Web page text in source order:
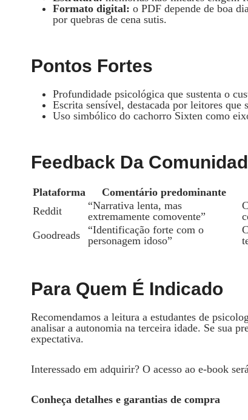
Formato digital: o PDF depende de boa
por quebras de cena sutis.
Pontos Fortes
Profundidade psicológica que sustenta o
Escrita sensível, destacada por leitores
Uso simbólico do cachorro Sixten como
Feedback Da
Plataforma Comentário predominante
Reddit
“Narrativa lenta, mas
extremamente comovente”
Goodreads
“Identificação forte com o
personagem idoso”
Para Quem É Indicado
Recomendamos a leitura a estudantes de
analisar a autonomia na terceira idade. Se sua
expectativa.
Interessado em adquirir? O acesso ao e‑book
Conheça detalhes e garantias de compra